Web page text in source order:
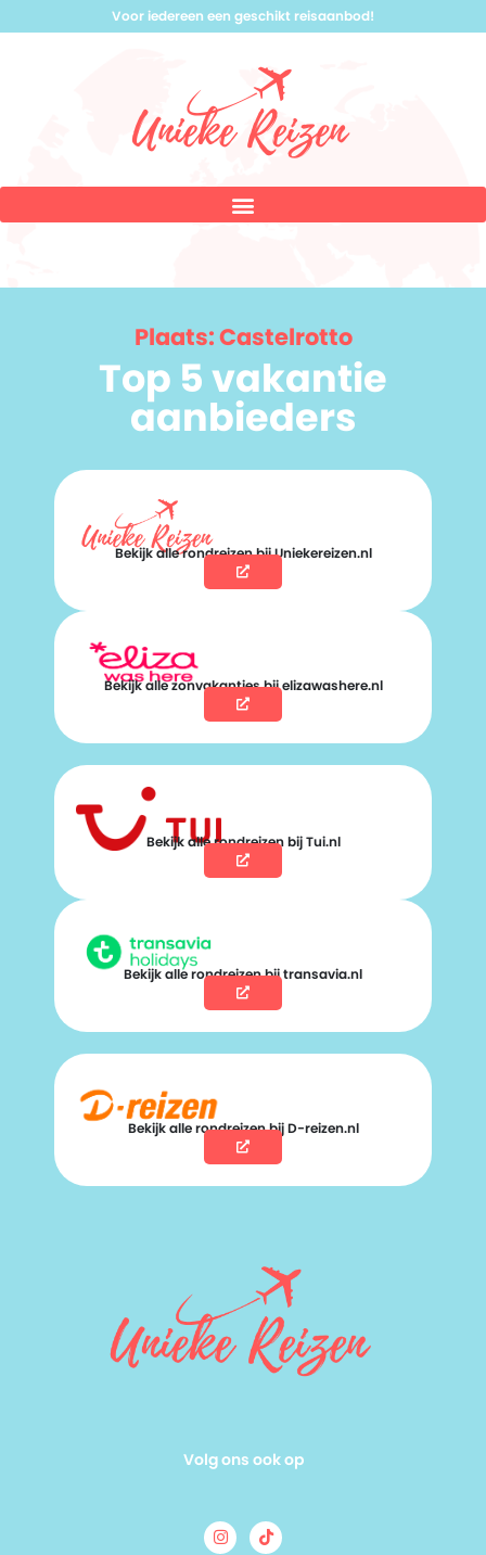
Voor iedereen een geschikt reisaanbod!
Plaats: Castelrotto
Top 5 vakantie
aanbieders
Bekijk alle rondreizen bij Uniekereizen.nl
Bekijk alle zonvakanties bij elizawashere.nl
Bekijk alle rondreizen bij Tui.nl
Bekijk alle rondreizen bij transavia.nl
Bekijk alle rondreizen bij D-reizen.nl
Volg ons ook op